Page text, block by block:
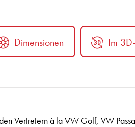
Dimensionen Im
Vertretern à la VW Golf, VW